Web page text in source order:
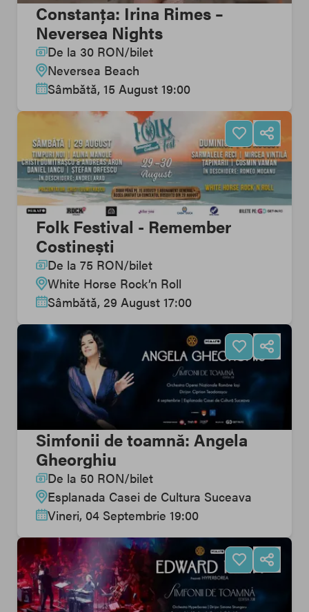
Constanța: Irina Rimes –
Neversea Nights
De la 30 RON/bilet
Neversea Beach
Sâmbătă, 15 August 19:00
Folk Festival - Remember
Costinești
De la 75 RON/bilet
White Horse Rock’n Roll
Sâmbătă, 29 August 17:00
Simfonii de toamnă: Angela
Gheorghiu
De la 50 RON/bilet
Esplanada Casei de Cultura Suceava
Vineri, 04 Septembrie 19:00